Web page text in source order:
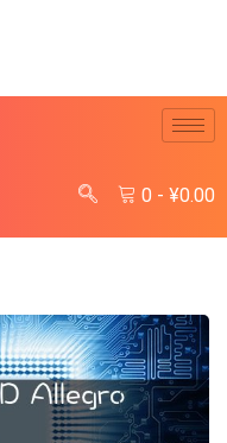
0 - ¥0.00